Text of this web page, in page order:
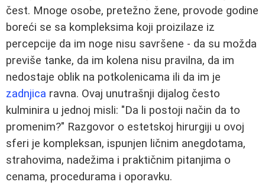
čest. Mnoge osobe, pretežno žene, provode godine
boreći se sa kompleksima koji proizilaze iz
percepcije da im noge nisu savršene - da su možda
previše tanke, da im kolena nisu pravilna, da im
nedostaje oblik na potkolenicama ili da im je
zadnjica ravna. Ovaj unutrašnji dijalog često
kulminira u jednoj misli: "Da li postoji način da to
promenim?" Razgovor o estetskoj hirurgiji u ovoj
sferi je kompleksan, ispunjen ličnim anegdotama,
strahovima, nadežima i praktičnim pitanjima o
cenama, procedurama i oporavku.